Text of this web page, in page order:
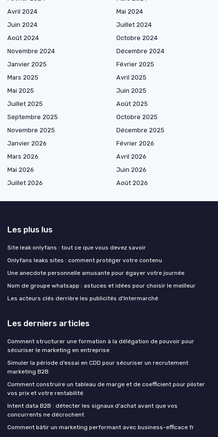
Avril 2024
Mai 2024
Juin 2024
Juillet 2024
Août 2024
Octobre 2024
Novembre 2024
Décembre 2024
Janvier 2025
Février 2025
Mars 2025
Avril 2025
Mai 2025
Juin 2025
Juillet 2025
Août 2025
Septembre 2025
Octobre 2025
Novembre 2025
Décembre 2025
Janvier 2026
Février 2026
Mars 2026
Avril 2026
Mai 2026
Juin 2026
Juillet 2026
Août 2026
Les plus lus
Site leak onlyfans : tout ce que vous devez savoir
Onlyfans leaks sites : comment protéger votre contenu
Une anecdote personnelle amusante pour égayer votre journée
Nom de groupe whatsapp : astuces et idées pour choisir le meilleur
Les acteurs clés derrière les publicités d'Intermarché
Les derniers articles
Comment structurer une formation à la délégation de pouvoir pour
sécuriser le marketing en entreprise
Simuler la période d’essai en CDD pour sécuriser un recrutement
marketing B2B
Comment construire un tableau de marge et de coefficient pour piloter
vos prix et votre rentabilité
Intent data B2B : détecter les signaux d'achat avant que vos
concurrents ne décrochent
Comment bâtir un marketing performant avec business-efficace fr